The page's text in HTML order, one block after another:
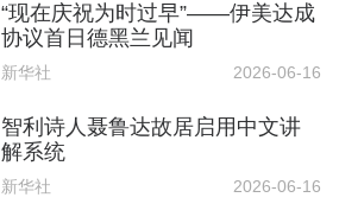
“现在庆祝为时过早”——伊美达成
协议首日德黑兰见闻
新华社 2026-06-16
智利诗人聂鲁达故居启用中文讲
解系统
新华社 2026-06-16